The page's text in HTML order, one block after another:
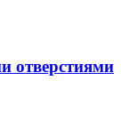
отверстиями